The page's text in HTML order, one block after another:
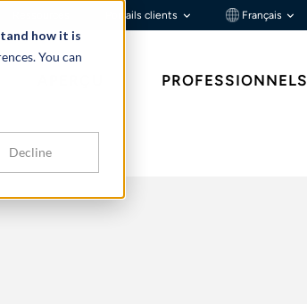
how it is
You can
Decline
Portails clients Français
PROFESSIONNELS